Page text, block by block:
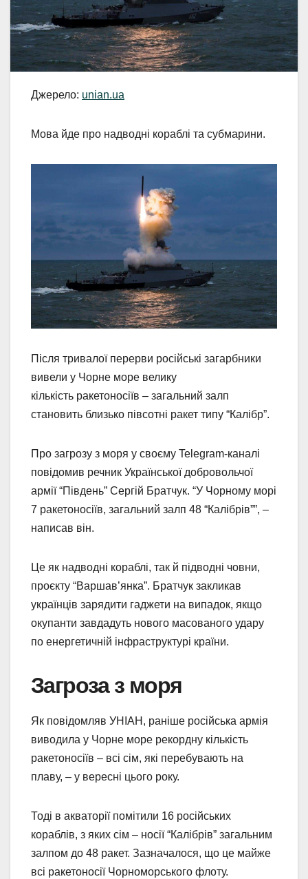
Джерело: unian.ua
Мова йде про надводні кораблі та субмарини.
Після тривалої перерви російські загарбники
вивели у Чорне море велику
кількість ракетоносіїв – загальний залп
становить близько півсотні ракет типу “Калібр”.
Про загрозу з моря у своєму Telegram-каналі
повідомив речник Української добровольчої
армії “Південь” Сергій Братчук. “У Чорному морі
7 ракетоносіїв, загальний залп 48 “Калібрів””, –
написав він.
Це як надводні кораблі, так й підводні човни,
проєкту “Варшав’янка”. Братчук закликав
українців зарядити гаджети на випадок, якщо
окупанти завдадуть нового масованого удару
по енергетичній інфраструктурі країни.
Загроза з моря
Як повідомляв УНІАН, раніше російська армія
виводила у Чорне море рекордну кількість
ракетоносіїв – всі сім, які перебувають на
плаву, – у вересні цього року.
Тоді в акваторії помітили 16 російських
кораблів, з яких сім – носії “Калібрів” загальним
залпом до 48 ракет. Зазначалося, що це майже
всі ракетоносії Чорноморського флоту.